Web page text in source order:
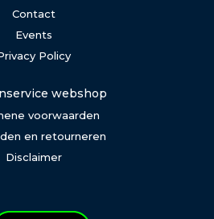
Contact
Events
Policy
webshop
voorwaarden
en retourneren
Disclaimer